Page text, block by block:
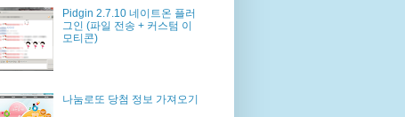
Pidgin 2.7.10 네이트온 플러
그인 (파일 전송 + 커스텀 이
모티콘)
나눔로또 당첨 정보 가져오기